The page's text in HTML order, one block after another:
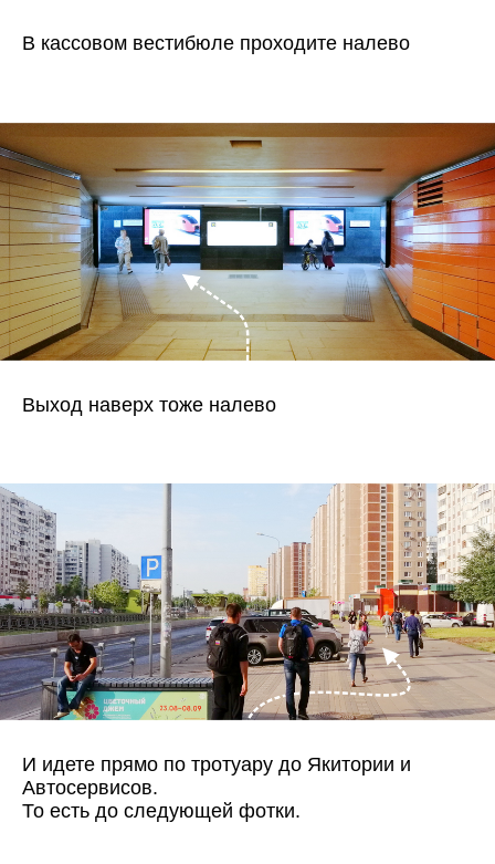
В кассовом вестибюле проходите налево
Выход наверх тоже налево
И идете прямо по тротуару до Якитории и
Автосервисов.
То есть до следующей фотки.